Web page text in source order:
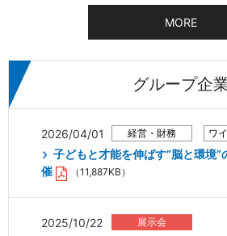
MORE
グループ企
2026/04/01
子どもと才能を伸ばす”脳と環境
催
（11,887KB）
2025/10/22